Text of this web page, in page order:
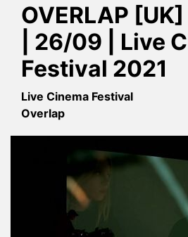
OVERLAP
| 26/09 | Live
Festival 2021
Live Cinema Festival
Overlap